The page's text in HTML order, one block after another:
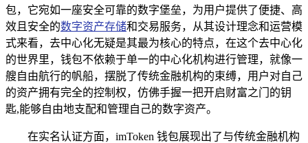
包，它宛如一座安全可靠的数字堡垒，为用户提供了便捷、高
效且安全的数字资产存储和交易服务，从其设计理念和运营模
式来看，去中心化无疑是其最为核心的特点，在这个去中心化
的世界里，钱包不依赖于单一的中心化机构进行管理，就像一
艘自由航行的帆船，摆脱了传统金融机构的束缚，用户对自己
的资产拥有完全的控制权，仿佛手握一把开启财富之门的钥
匙,能够自由地支配和管理自己的数字资产。
在实名认证方面，imToken 钱包展现出了与传统金融机构